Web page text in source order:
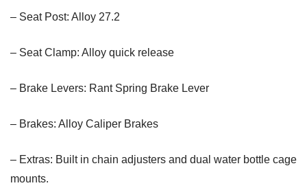
– Seat Post: Alloy 27.2
– Seat Clamp: Alloy quick release
– Brake Levers: Rant Spring Brake Lever
– Brakes: Alloy Caliper Brakes
– Extras: Built in chain adjusters and dual water bottle cage
mounts.